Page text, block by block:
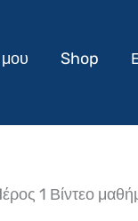
Shop
1 Βίντεο